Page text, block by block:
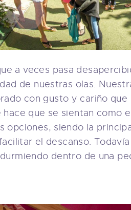
a veces pasa
de nuestras olas.
con gusto y cariño
que se sientan como
opciones, siendo la
el descanso.
dentro de una